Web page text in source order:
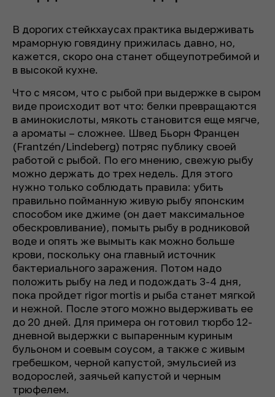
В дорогих стейкхаусах практика выдерживать
мраморную говядину прижилась давно, но,
кажется, скоро она станет общеупотребимой и
в высокой кухне.
Что с мясом, что с рыбой при выдержке в сыром
виде происходит вот что: белки превращаются
в аминокислоты, мякоть становится еще мягче,
а ароматы – сложнее. Швед Бьорн Францен
(Frantzén/Lindeberg) потряс публику своей
работой с рыбой. По его мнению, свежую рыбу
можно держать до трех недель. Для этого
нужно только соблюдать правила: убить
правильно пойманную живую рыбу японским
способом ике джиме (он дает максимальное
обескровливание), помыть рыбу в родниковой
воде и опять же вымыть как можно больше
крови, поскольку она главный источник
бактериального заражения. Потом надо
положить рыбу на лед и подождать 3-4 дня,
пока пройдет rigor mortis и рыба станет мягкой
и нежной. После этого можно выдерживать ее
до 20 дней. Для примера он готовил тюрбо 12-
дневной выдержки с выпаренным куриным
бульоном и соевым соусом, а также с живым
гребешком, черной капустой, эмульсией из
водорослей, заячьей капустой и черным
трюфелем.